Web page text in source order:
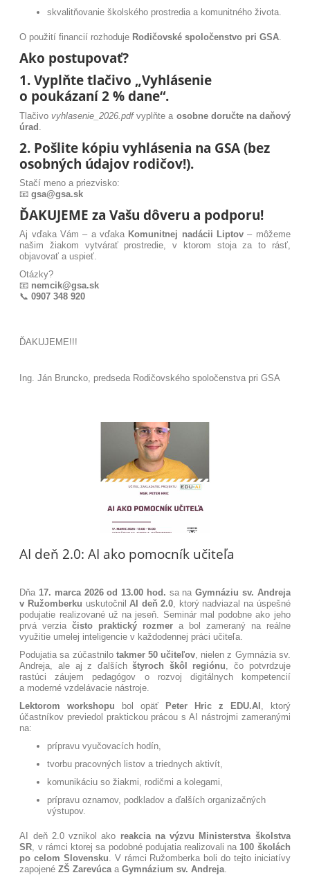
skvalitňovanie školského prostredia a komunitného života.
O použití financií rozhoduje Rodičovské spoločenstvo pri GSA
Ako postupovať?
1. Vyplňte tlačivo „Vyhlásenie
o poukázaní 2 % dane“.
Tlačivovyhlasenie_2026.pdfvyplňte a osobne doručte na daňový
úrad
2. Pošlite kópiu vyhlásenia na GSA (bez
osobných údajov rodičov!).
Stačí meno a priezvisko:
📧gsa@gsa.sk
ĎAKUJEME za Vašu dôveru a podporu!
Aj vďaka Vám – a vďaka Komunitnej nadácii Liptov – môžeme
našim žiakom vytvárať prostredie, v ktorom stoja za to rásť,
objavovať a uspieť.
Otázky?
📧 nemcik@gsa.sk
📞0907 348 920
ĎAKUJEME!!!
Ing. Ján Bruncko, predseda Rodičovského spoločenstva pri GSA
AI deň 2.0: AI ako pomocník učiteľa
Dňa 17. marca 2026 od 13.00 hod. sa na Gymnáziu sv. Andreja
v Ružomberku uskutočnil AI deň 2.0 , ktorý nadviazal na úspešné
podujatie realizované už na jeseň. Seminár mal podobne ako jeho
prvá verzia čisto praktický rozmer a bol zameraný na reálne
využitie umelej inteligencie v každodennej práci učiteľa.
Podujatia sa zúčastnilo takmer 50 učiteľov , nielen z Gymnázia sv.
Andreja, ale aj z ďalších štyroch škôl regiónu , čo potvrdzuje
rastúci záujem pedagógov o rozvoj digitálnych kompetencií
a moderné vzdelávacie nástroje.
Lektorom workshopu
bol opäť Peter Hric z EDU.AI
, ktorý
účastníkov previedol praktickou prácou s AI nástrojmi zameranými
na:
prípravu vyučovacích hodín,
tvorbu pracovných listov a triednych aktivít,
komunikáciu so žiakmi, rodičmi a kolegami,
prípravu oznamov, podkladov a ďalších organizačných
výstupov.
AI deň 2.0 vznikol ako reakcia na výzvu Ministerstva školstva
SR , v rámci ktorej sa podobné podujatia realizovali na 100 školách
po celom Slovensku . V rámci Ružomberka boli do tejto iniciatívy
zapojené ZŠ Zarevúca a Gymnázium sv. Andreja